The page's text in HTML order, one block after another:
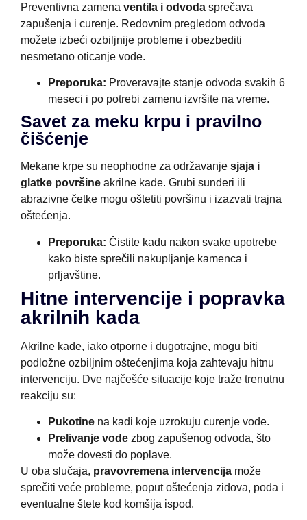
Preventivna zamena ventila i odvoda sprečava
zapušenja i curenje. Redovnim pregledom odvoda
možete izbeći ozbiljnije probleme i obezbediti
nesmetano oticanje vode.
Preporuka: Proveravajte stanje odvoda svakih 6
meseci i po potrebi zamenu izvršite na vreme.
Savet za meku krpu i pravilno
čišćenje
Mekane krpe su neophodne za održavanje sjaja i
glatke površine akrilne kade. Grubi sunđeri ili
abrazivne četke mogu oštetiti površinu i izazvati trajna
oštećenja.
Preporuka: Čistite kadu nakon svake upotrebe
kako biste sprečili nakupljanje kamenca i
prljavštine.
Hitne intervencije i popravka
akrilnih kada
Akrilne kade, iako otporne i dugotrajne, mogu biti
podložne ozbiljnim oštećenjima koja zahtevaju hitnu
intervenciju. Dve najčešće situacije koje traže trenutnu
reakciju su:
Pukotine na kadi koje uzrokuju curenje vode.
Prelivanje vode zbog zapušenog odvoda, što
može dovesti do poplave.
U oba slučaja, pravovremena intervencija može
sprečiti veće probleme, poput oštećenja zidova, poda i
eventualne štete kod komšija ispod.